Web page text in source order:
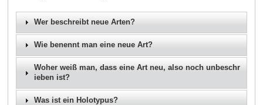
Wer beschreibt neue Arten?
Wie benennt man eine neue Art?
Woher weiß man, dass eine Art neu, also noch unbeschr
ieben ist?
Was ist ein Holotypus?